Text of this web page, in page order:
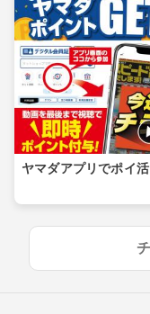
ヤマダアプリでポイ活